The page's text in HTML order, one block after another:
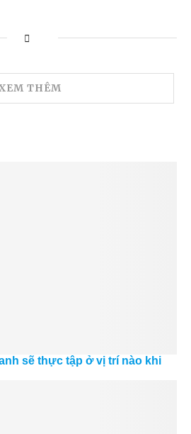
THÊM
sẽ thực tập ở vị trí nào khi